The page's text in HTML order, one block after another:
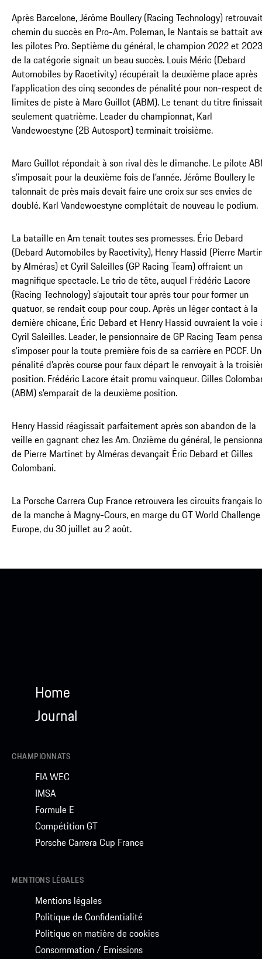
Après Barcelone, Jérôme Boullery (Racing Technology)
chemin du succès en Pro-Am. Poleman, le Nantais se battait
les pilotes Pro. Septième du général, le champion 2022 et 2023
de la catégorie signait un beau succès. Louis Méric (Debard
Automobiles by Racetivity) récupérait la deuxième place après
l’application des cinq secondes de pénalité pour non-respect
limites de piste à Marc Guillot (ABM). Le tenant du titre
seulement quatrième. Leader du championnat, Karl
Vandewoestyne (2B Autosport) terminait troisième.
Marc Guillot répondait à son rival dès le dimanche. Le pilote
s’imposait pour la deuxième fois de l’année. Jérôme Boullery le
talonnait de près mais devait faire une croix sur ses envies de
doublé. Karl Vandewoestyne complétait de nouveau le podium.
La bataille en Am tenait toutes ses promesses. Éric Debard
(Debard Automobiles by Racetivity), Henry Hassid (Pierre
by Alméras) et Cyril Saleilles (GP Racing Team) offraient un
magnifique spectacle. Le trio de tête, auquel Frédéric Lacore
(Racing Technology) s’ajoutait tour après tour pour former un
quatuor, se rendait coup pour coup. Après un léger contact à la
dernière chicane, Éric Debard et Henry Hassid ouvraient la voie
Cyril Saleilles. Leader, le pensionnaire de GP Racing Team
s’imposer pour la toute première fois de sa carrière en PCCF.
pénalité d’après course pour faux départ le renvoyait à la
position. Frédéric Lacore était promu vainqueur. Gilles
(ABM) s’emparait de la deuxième position.
Henry Hassid réagissait parfaitement après son abandon de la
veille en gagnant chez les Am. Onzième du général, le
de Pierre Martinet by Alméras devançait Éric Debard et Gilles
Colombani.
La Porsche Carrera Cup France retrouvera les circuits français
de la manche à Magny-Cours, en marge du GT World Challenge
Europe, du 30 juillet au 2 août.
Home
Journal
CHAMPIONNATS
FIA WEC
IMSA
Formule E
Compétition GT
Porsche Carrera Cup France
MENTIONS LÉGALES
Mentions légales
Politique de Confidentialité
Politique en matière de cookies
Consommation / Emissions